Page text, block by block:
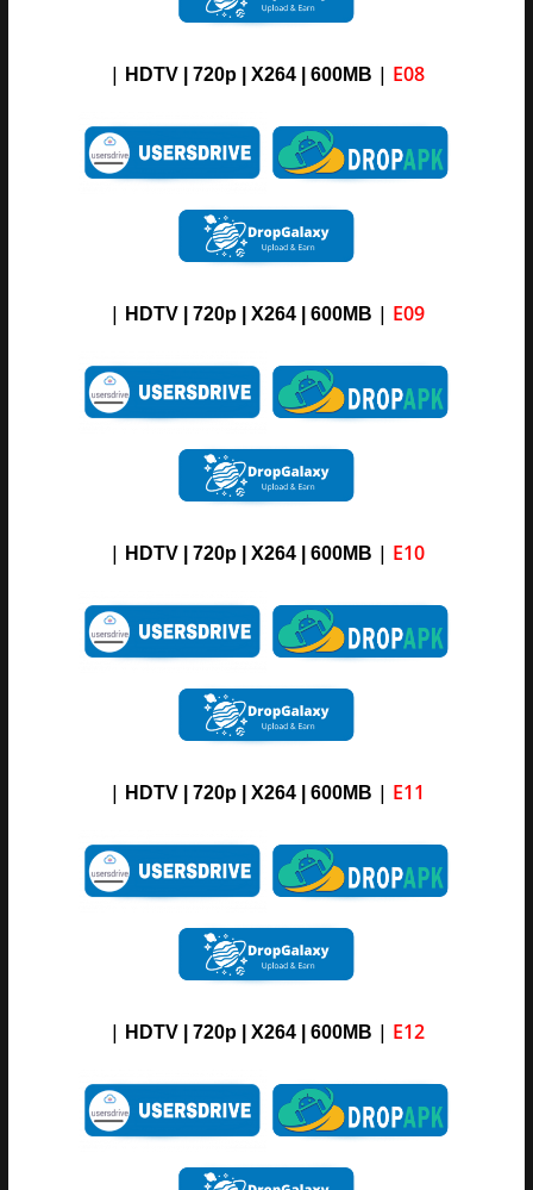
| HDTV | 720p | X264 | 600MB | E08
| HDTV | 720p | X264 | 600MB | E09
| HDTV | 720p | X264 | 600MB | E10
| HDTV | 720p | X264 | 600MB | E11
| HDTV | 720p | X264 | 600MB | E12